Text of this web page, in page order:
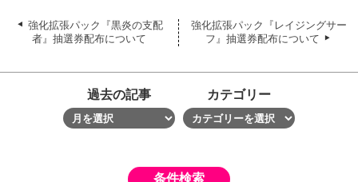
強化拡張パック『黒炎の支配
者』抽選券配布について
強化拡張パック『レイジングサー
フ』抽選券配布について
過去の記事 カテゴリー